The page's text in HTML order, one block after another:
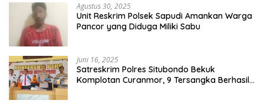
Agustus 30, 2025
Unit Reskrim Polsek Sapudi Amankan Warga
Pancor yang Diduga Miliki Sabu
Juni 16, 2025
Satreskrim Polres Situbondo Bekuk
Komplotan Curanmor, 9 Tersangka Berhasil